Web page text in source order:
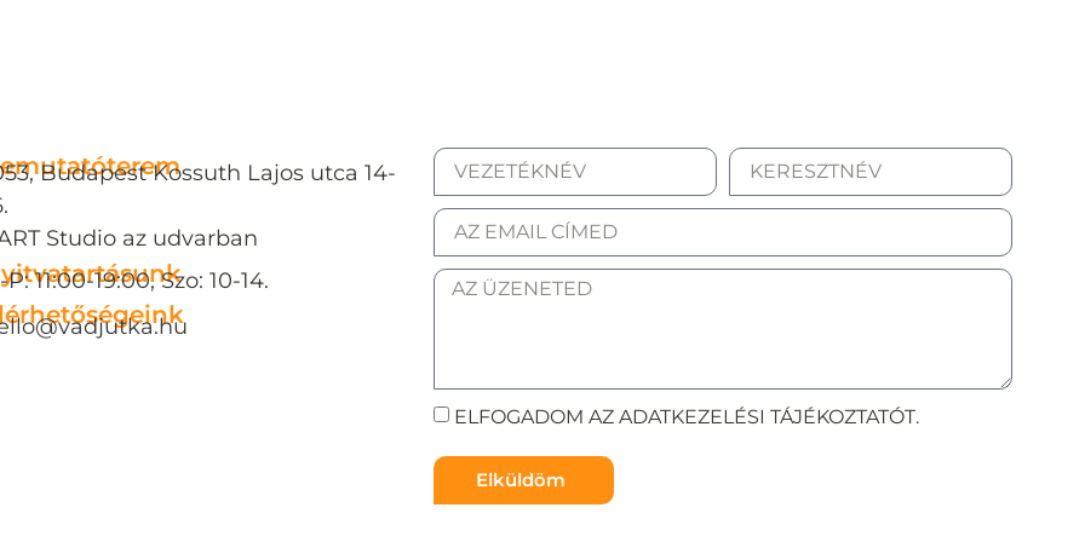
Budapest Kossuth Lajos utca 14-
Studio az udvarban
P: 11:00-19:00, Szo: 10-14.
ELFOGADOM AZ ADATKEZELÉSI TÁJÉKOZTATÓT.
Elküldöm